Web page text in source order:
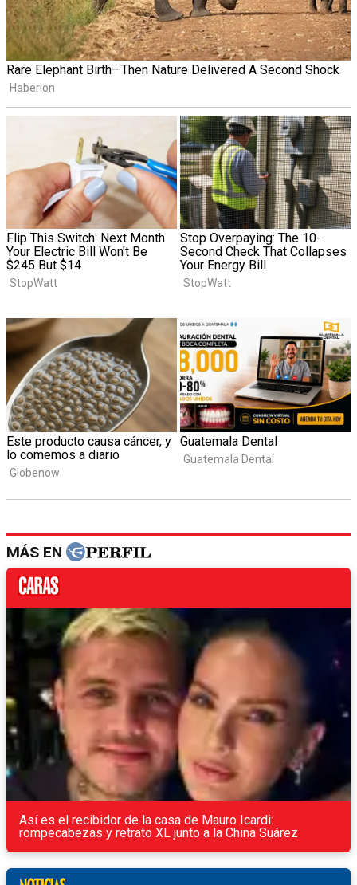
MÁS EN
Así es el recibidor de la casa de Mauro Icardi:
rompecabezas y retrato XL junto a la China Suárez